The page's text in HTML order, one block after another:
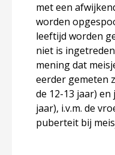
met een
worden
leeftijd worden
niet is
mening dat
eerder gemeten
de 12-13 jaar)
jaar), i.v.m. de
puberteit bij